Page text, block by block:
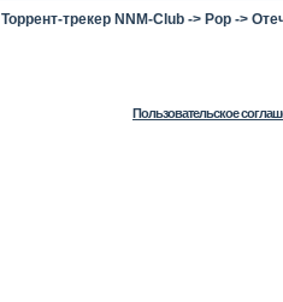
Торрент-трекер NNM-Club -> Pop ->
Пользовательское